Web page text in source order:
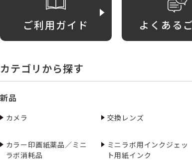
ご利用ガイド よくある
カテゴリから探す
新品
カメラ 交換レンズ
カラー印画紙薬品／ミニ
ラボ消耗品
ミニラボ用インクジェッ
ト用紙インク